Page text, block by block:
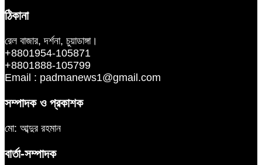
ঠিকানা
রেল বাজার, দর্শনা, চুয়াডাঙ্গা।
+8801954-105871
+8801888-105799
Email : padmanews1@gmail.com
সম্পাদক ও প্রকাশক
মো: আব্দুর রহমান
বার্তা-সম্পাদক